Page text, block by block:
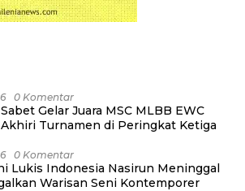
0 Komentar
Gelar Juara MSC MLBB EWC
Akhiri Turnamen di Peringkat Ketiga
0 Komentar
Lukis Indonesia Nasirun Meninggal
Warisan Seni Kontemporer